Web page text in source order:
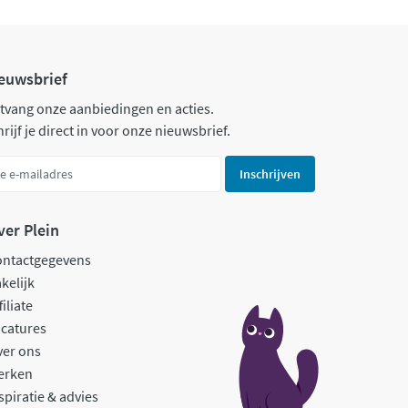
onze aanbiedingen en acties.
je direct in voor onze nieuwsbrief.
Inschrijven
Plein
ons
& advies